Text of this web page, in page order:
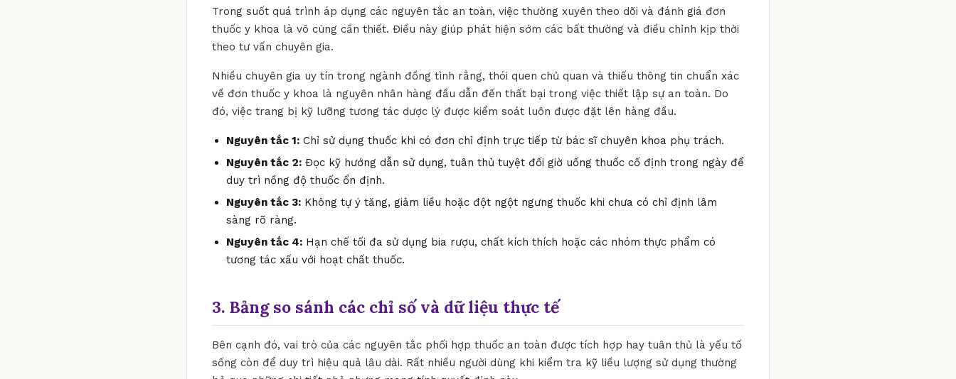
Trong suốt quá trình áp dụng các nguyên tắc an toàn, việc thường xuyên theo dõi và đánh giá đơn
thuốc y khoa là vô cùng cần thiết. Điều này giúp phát hiện sớm các bất thường và điều chỉnh kịp thời
theo tư vấn chuyên gia.
Nhiều chuyên gia uy tín trong ngành đồng tình rằng, thói quen chủ quan và thiếu thông tin chuẩn xác
về đơn thuốc y khoa là nguyên nhân hàng đầu dẫn đến thất bại trong việc thiết lập sự an toàn. Do
đó, việc trang bị kỹ lưỡng tương tác dược lý được kiểm soát luôn được đặt lên hàng đầu.
Nguyên tắc 1: Chỉ sử dụng thuốc khi có đơn chỉ định trực tiếp từ bác sĩ chuyên khoa phụ trách.
Nguyên tắc 2: Đọc kỹ hướng dẫn sử dụng, tuân thủ tuyệt đối giờ uống thuốc cố định trong ngày để
duy trì nồng độ thuốc ổn định.
Nguyên tắc 3: Không tự ý tăng, giảm liều hoặc đột ngột ngưng thuốc khi chưa có chỉ định lâm
sàng rõ ràng.
Nguyên tắc 4: Hạn chế tối đa sử dụng bia rượu, chất kích thích hoặc các nhóm thực phẩm có
tương tác xấu với hoạt chất thuốc.
3. Bảng so sánh các chỉ số và dữ liệu thực tế
Bên cạnh đó, vai trò của các nguyên tắc phối hợp thuốc an toàn được tích hợp hay tuân thủ là yếu tố
sống còn để duy trì hiệu quả lâu dài. Rất nhiều người dùng khi kiểm tra kỹ liều lượng sử dụng thường